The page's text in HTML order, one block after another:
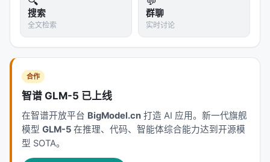
搜索
全文检索
群聊
实时讨论
合作
智谱 GLM-5 已上线
在智谱开放平台 BigModel.cn 打造 AI 应用。新一代旗舰
模型 GLM-5 在推理、代码、智能体综合能力达到开源模
型 SOTA。